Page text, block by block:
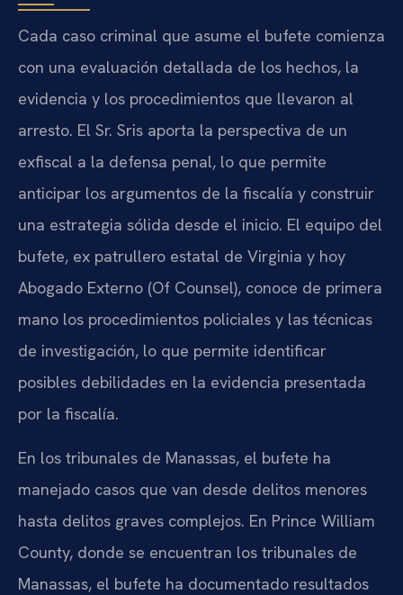
Cada caso criminal que asume el bufete comienza
con una evaluación detallada de los hechos, la
evidencia y los procedimientos que llevaron al
arresto. El Sr. Sris aporta la perspectiva de un
exfiscal a la defensa penal, lo que permite
anticipar los argumentos de la fiscalía y construir
una estrategia sólida desde el inicio. El equipo del
bufete, ex patrullero estatal de Virginia y hoy
Abogado Externo (Of Counsel), conoce de primera
mano los procedimientos policiales y las técnicas
de investigación, lo que permite identificar
posibles debilidades en la evidencia presentada
por la fiscalía.
En los tribunales de Manassas, el bufete ha
manejado casos que van desde delitos menores
hasta delitos graves complejos. En Prince William
County, donde se encuentran los tribunales de
Manassas, el bufete ha documentado resultados